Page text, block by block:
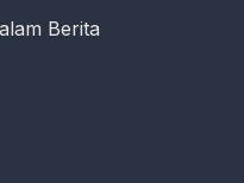
Berita